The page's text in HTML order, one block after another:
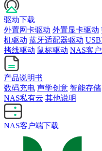
驱动下载
外置网卡驱动 外置显卡驱动
机驱动 蓝牙适配器驱动
拷线驱动 鼠标驱动 NAS客
产品说明书
数码充电 声学创意 智能存储
NAS私有云 其他说明
NAS客户端下载